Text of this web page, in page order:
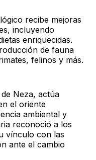
recibe mejoras
incluyendo
enriquecidas.
de fauna
felinos y más.
Neza, actúa
el oriente
ambiental y
reconoció a los
vínculo con las
ante el cambio